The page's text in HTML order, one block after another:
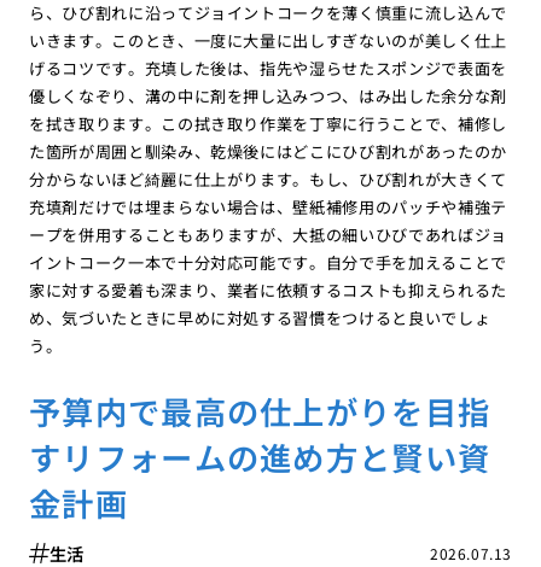
ら、ひび割れに沿ってジョイントコークを薄く慎重に流し込んで
いきます。このとき、一度に大量に出しすぎないのが美しく仕上
げるコツです。充填した後は、指先や湿らせたスポンジで表面を
優しくなぞり、溝の中に剤を押し込みつつ、はみ出した余分な剤
を拭き取ります。この拭き取り作業を丁寧に行うことで、補修し
た箇所が周囲と馴染み、乾燥後にはどこにひび割れがあったのか
分からないほど綺麗に仕上がります。もし、ひび割れが大きくて
充填剤だけでは埋まらない場合は、壁紙補修用のパッチや補強テ
ープを併用することもありますが、大抵の細いひびであればジョ
イントコーク一本で十分対応可能です。自分で手を加えることで
家に対する愛着も深まり、業者に依頼するコストも抑えられるた
め、気づいたときに早めに対処する習慣をつけると良いでしょ
う。
予算内で最高の仕上がりを目指
すリフォームの進め方と賢い資
金計画
2026.07.13
生活